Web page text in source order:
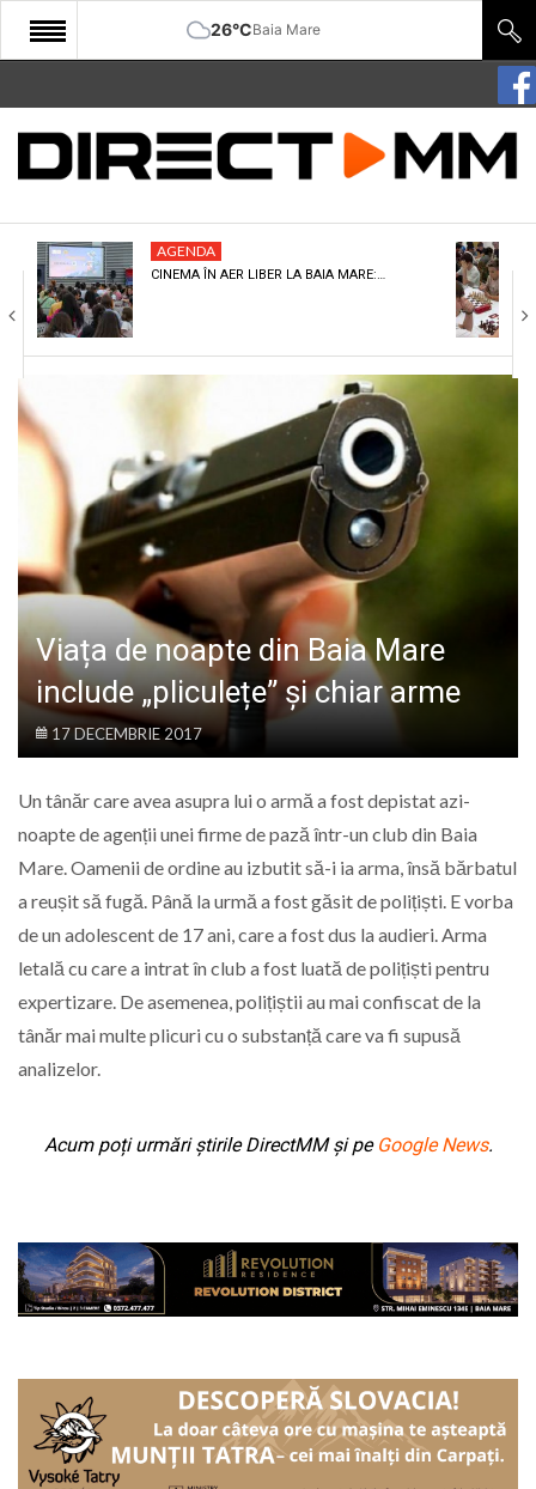
26°CBaia Mare
START
COMUNITATE
CULTURA
ECONOMIE
SANATATE
SPECIAL
POLITIC
LIFE
AGENDA
CINEMA ÎN AER LIBER LA BAIA MARE:…
Viața de noapte din Baia Mare
include „pliculețe” și chiar arme
17 DECEMBRIE 2017
Un tânăr care avea asupra lui o armă a fost depistat azi-
noapte de agenții unei firme de pază într-un club din Baia
Mare. Oamenii de ordine au izbutit să-i ia arma, însă bărbatul
a reușit să fugă. Până la urmă a fost găsit de polițiști. E vorba
de un adolescent de 17 ani, care a fost dus la audieri. Arma
letală cu care a intrat în club a fost luată de polițiști pentru
expertizare. De asemenea, polițiștii au mai confiscat de la
tânăr mai multe plicuri cu o substanță care va fi supusă
analizelor.
Acum poți urmări știrile DirectMM și pe Google News.